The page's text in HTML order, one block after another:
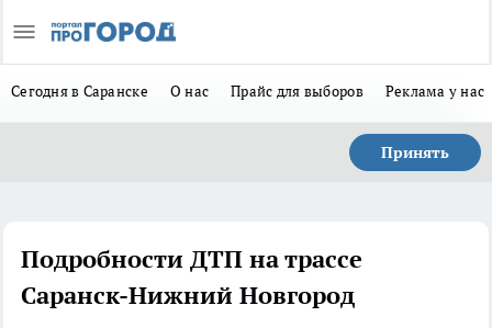
Сегодня в Саранске О нас Прайс для выборов Реклама у нас
Принять
Подробности ДТП на трассе
Саранск-Нижний Новгород